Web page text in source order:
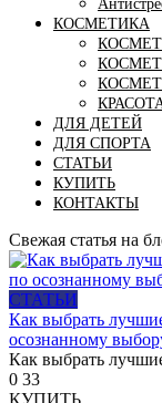
КОСМЕТИКА
ДЛЯ ДЕТЕЙ
ДЛЯ СПОРТА
СТАТЬИ
КУПИТЬ
КОНТАКТЫ
Свежая статья на
СТАТЬИ
Как выбрать
осознанному
Как выбрать
0 33
КУПИТЬ